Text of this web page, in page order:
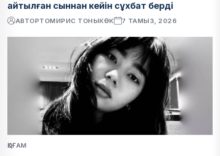
айтылған сыннан кейін сұхбат берді
АВТОРТОМИРИС ТОНЫКӨК 7 ТАМЫЗ, 2026
ҚОҒАМ